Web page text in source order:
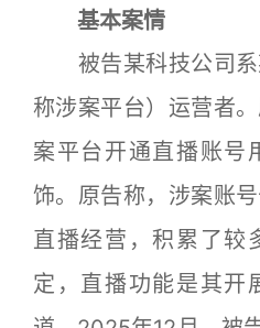
基本案情
被告某科技公司系
称涉案平台）运营者
案平台开通直播账号
饰。原告称，涉案账
直播经营，积累了较
定，直播功能是其开